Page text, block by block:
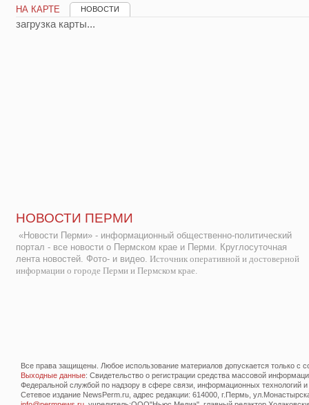
НА КАРТЕ НОВОСТИ
загрузка карты...
НОВОСТИ ПЕРМИ
«Новости Перми» - информационный общественно-политический
портал - все новости о Пермском крае и Перми. Круглосуточная
лента новостей. Фото- и видео. Источник оперативной и достоверной
информации о городе Перми и Пермском крае.
Все права защищены. Любое использование материалов допускается только с
Выходные данные: Свидетельство о регистрации средства массовой
Федеральной службой по надзору в сфере связи, информационных технологий
Сетевое издание NewsPerm.ru, адрес редакции: 614000, г.Пермь,